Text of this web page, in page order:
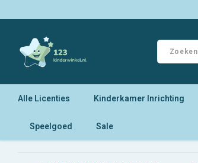
Alle Licenties Kinderkamer Inrichting
Speelgoed Sale